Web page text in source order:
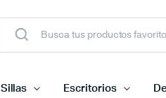
Sillas Escritorios